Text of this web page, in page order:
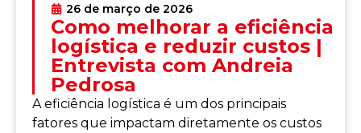
26 de março de 2026
Como melhorar a eficiência
logística e reduzir custos |
Entrevista com Andreia
Pedrosa
A eficiência logística é um dos principais
fatores que impactam diretamente os custos